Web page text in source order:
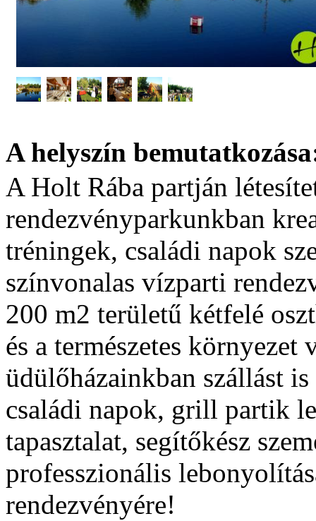
A helyszín
A Holt Rába partján
rendezvényparkunkban
tréningek, családi napok
színvonalas vízparti
200 m2 területű kétfelé
és a természetes környezet
üdülőházainkban szállást
családi napok, grill partik
tapasztalat, segítőkész
professzionális
rendezvényére!